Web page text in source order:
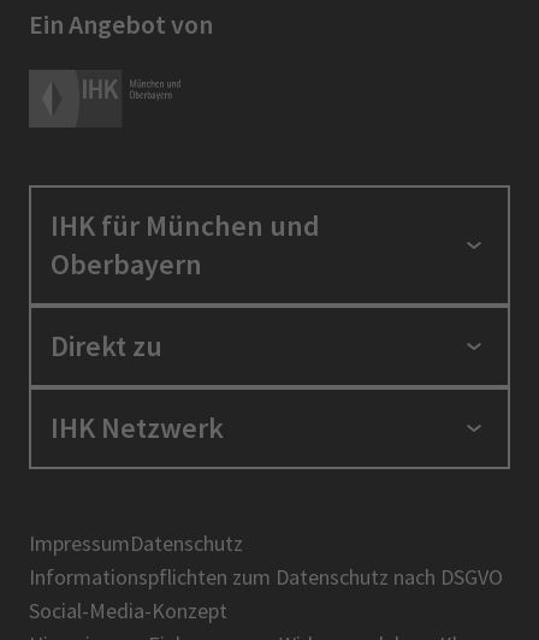
Ein Angebot von
IHK für München und
Oberbayern
Standortpolitik
Berufszugang
Über uns
Direkt zu
Positionen
Presse
IHK-Magazin
IHK Netzwerk
BIHK
DIHK
AHK
ImpressumDatenschutz
Informationspflichten zum Datenschutz nach DSGVO
Social-Media-Konzept